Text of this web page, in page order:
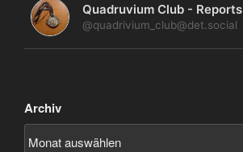
Quadruvium Club - Reports
@quadrivium_club@det.social
Archiv